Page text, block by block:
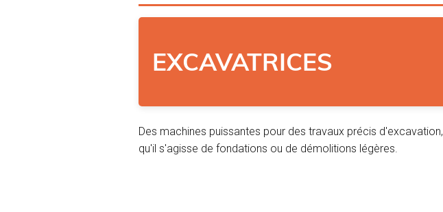
EXCAVATRICES
Des machines puissantes pour des travaux précis d'excavation,
qu'il s'agisse de fondations ou de démolitions légères.